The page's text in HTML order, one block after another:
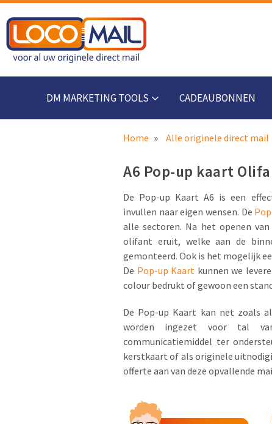
DM MARKETING TOOLS CADEAUBONNEN
Home Alle originele direct mail
A6 Pop-up kaart
De Pop-up Kaart A6 is een
invullen naar eigen wensen. De
alle sectoren. Na het openen
olifant eruit, welke aan de
gemonteerd. Ook is het mogelijk
De Pop-up Kaart kunnen we
colour bedrukt of gewoon een
De Pop-up Kaart kan net zoals
worden ingezet voor tal
communicatiemiddel ter
kerstkaart of als originele
offerte aan van deze opvallende